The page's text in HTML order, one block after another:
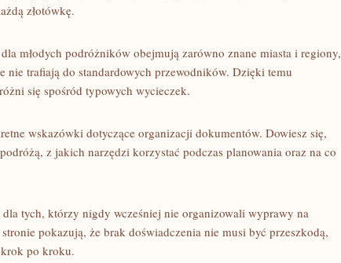
złotówkę.
młodych podróżników obejmują zarówno znane miasta i regiony,
nie trafiają do standardowych przewodników. Dzięki temu
się spośród typowych wycieczek.
wskazówki dotyczące organizacji dokumentów. Dowiesz się,
z jakich narzędzi korzystać podczas planowania oraz na co
tych, którzy nigdy wcześniej nie organizowali wyprawy na
stronie pokazują, że brak doświadczenia nie musi być przeszkodą,
po kroku.